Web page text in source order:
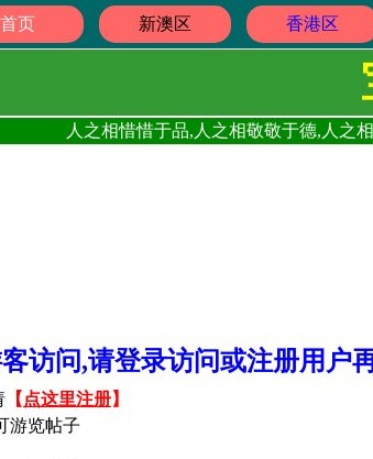
首页 新澳区 香港区
人之相惜惜于品,人之相敬敬于德,人之
客访问,请登录访问或注册用户
【 点这里注册】
游览帖子